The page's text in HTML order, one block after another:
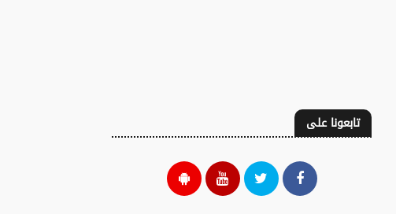
تابعونا على